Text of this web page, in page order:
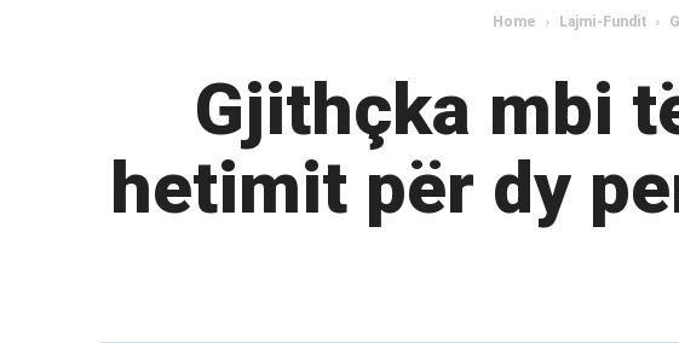
Home Lajmi-Fundit
Gjithçka mbi
hetimit për dy